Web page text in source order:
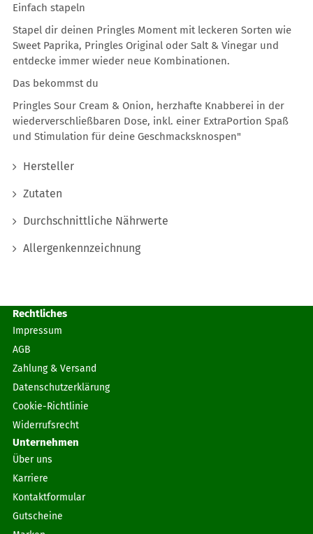
Einfach stapeln
Stapel dir deinen Pringles Moment mit leckeren Sorten wie
Sweet Paprika, Pringles Original oder Salt & Vinegar und
entdecke immer wieder neue Kombinationen.
Das bekommst du
Pringles Sour Cream & Onion, herzhafte Knabberei in der
wiederverschließbaren Dose, inkl. einer ExtraPortion Spaß
und Stimulation für deine Geschmacksknospen"
Hersteller
Zutaten
Durchschnittliche Nährwerte
Allergenkennzeichnung
Rechtliches
Impressum
AGB
Zahlung & Versand
Datenschutzerklärung
Cookie-Richtlinie
Widerrufsrecht
Unternehmen
Über uns
Karriere
Kontaktformular
Gutscheine